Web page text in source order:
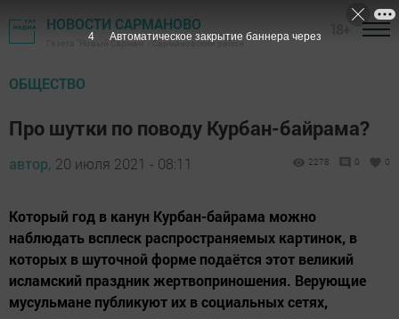
НОВОСТИ САРМАНОВО
Газета "Новый Сарман" - Сармановский район
ОБЩЕСТВО
Про шутки по поводу Курбан-байрама?
автор, 20 июля 2021 - 08:11 2278 0 0
Который год в канун Курбан-байрама можно
наблюдать всплеск распространяемых картинок, в
которых в шуточной форме подаётся этот великий
исламский праздник жертвоприношения. Верующие
мусульмане публикуют их в социальных сетях,
3 Автоматическое закрытие баннера через